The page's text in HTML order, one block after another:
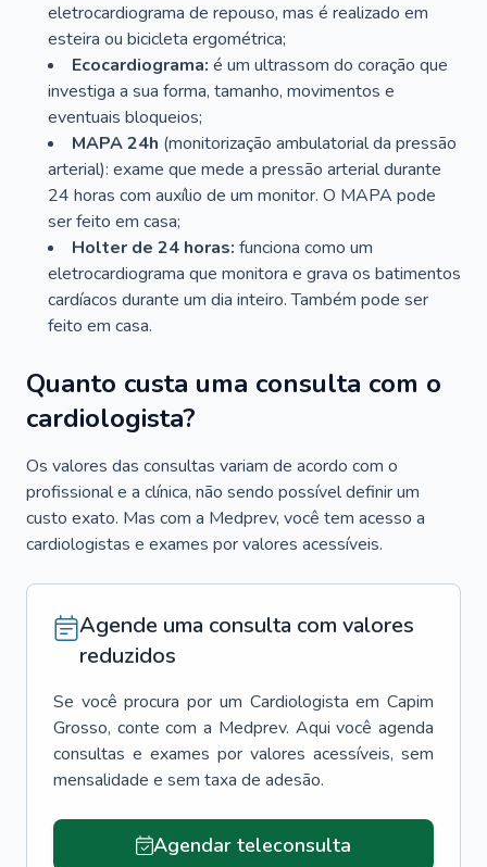
eletrocardiograma de repouso, mas é realizado em
esteira ou bicicleta ergométrica;
Ecocardiograma: é um ultrassom do coração que
investiga a sua forma, tamanho, movimentos e
eventuais bloqueios;
MAPA 24h (monitorização ambulatorial da pressão
arterial): exame que mede a pressão arterial durante
24 horas com auxílio de um monitor. O MAPA pode
ser feito em casa;
Holter de 24 horas: funciona como um
eletrocardiograma que monitora e grava os batimentos
cardíacos durante um dia inteiro. Também pode ser
feito em casa.
Quanto custa uma consulta com o
cardiologista?
Os valores das consultas variam de acordo com o
profissional e a clínica, não sendo possível definir um
custo exato. Mas com a Medprev, você tem acesso a
cardiologistas e exames por valores acessíveis.
Agende uma consulta com valores
reduzidos
Se você procura por um Cardiologista em Capim
Grosso, conte com a Medprev. Aqui você agenda
consultas e exames por valores acessíveis, sem
mensalidade e sem taxa de adesão.
Agendar teleconsulta